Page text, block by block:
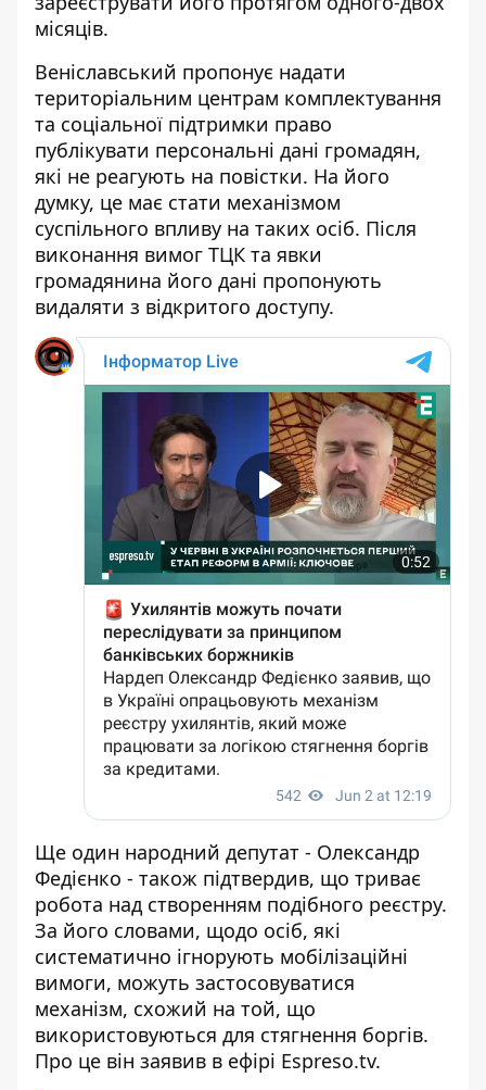
місяців.
Веніславський пропонує надати
територіальним центрам комплектування
та соціальної підтримки право
публікувати персональні дані громадян,
які не реагують на повістки. На його
думку, це має стати механізмом
суспільного впливу на таких осіб. Після
виконання вимог ТЦК та явки
громадянина його дані пропонують
видаляти з відкритого доступу.
Ще один народний депутат - Олександр
Федієнко - також підтвердив, що триває
робота над створенням подібного реєстру.
За його словами, щодо осіб, які
систематично ігнорують мобілізаційні
вимоги, можуть застосовуватися
механізм, схожий на той, що
використовуються для стягнення боргів.
Про це він заявив в ефірі Espreso.tv.